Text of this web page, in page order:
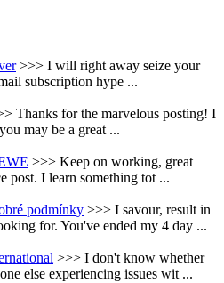
>>> I will right away seize your
subscription hype ...
Thanks for the marvelous posting! I
may be a great ...
>>> Keep on working, great
post. I learn something tot ...
podmínky >>> I savour, result in
for. You've ended my 4 day ...
>>> I don't know whether
else experiencing issues wit ...